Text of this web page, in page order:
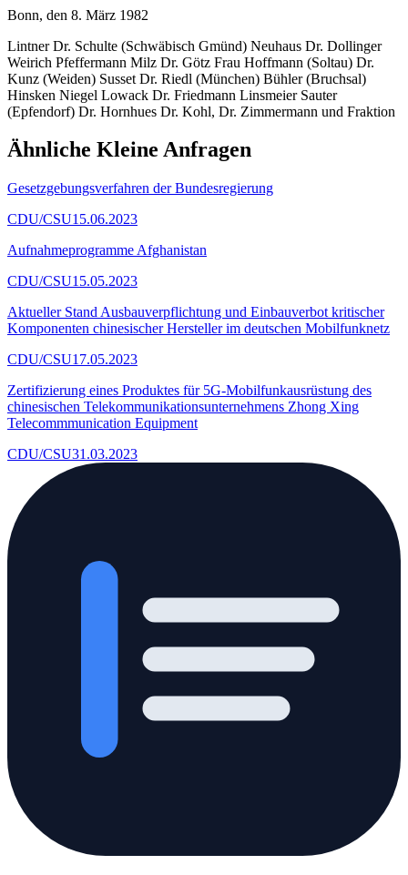
Bonn, den 8. März 1982
Lintner Dr. Schulte (Schwäbisch Gmünd) Neuhaus Dr. Dollinger
Weirich Pfeffermann Milz Dr. Götz Frau Hoffmann (Soltau) Dr.
Kunz (Weiden) Susset Dr. Riedl (München) Bühler (Bruchsal)
Hinsken Niegel Lowack Dr. Friedmann Linsmeier Sauter
(Epfendorf) Dr. Hornhues Dr. Kohl, Dr. Zimmermann und Fraktion
Ähnliche Kleine Anfragen
Gesetzgebungsverfahren der Bundesregierung
CDU/CSU15.06.2023
Aufnahmeprogramme Afghanistan
CDU/CSU15.05.2023
Aktueller Stand Ausbauverpflichtung und Einbauverbot kritischer
Komponenten chinesischer Hersteller im deutschen Mobilfunknetz
CDU/CSU17.05.2023
Zertifizierung eines Produktes für 5G-Mobilfunkausrüstung des
chinesischen Telekommunikationsunternehmens Zhong Xing
Telecommmunication Equipment
CDU/CSU31.03.2023